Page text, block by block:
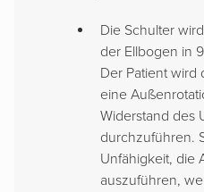
Die Schulter
der Ellbogen in
Der Patient wird
eine
Widerstand des
durchzuführen.
Unfähigkeit, die
auszuführen,